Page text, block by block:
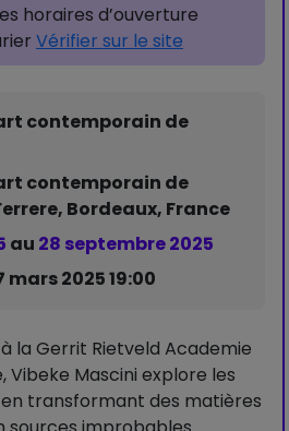
horaires d’ouverture
Vérifier sur le site
contemporain de
contemporain de
Bordeaux, France
au 28 septembre 2025
2025 19:00
la Gerrit Rietveld Academie
Vibeke Mascini explore les
transformant des matières